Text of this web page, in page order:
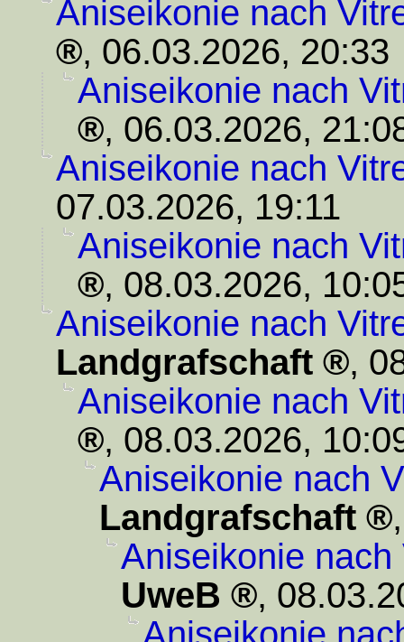
Aniseikonie nach
, 06.03.2026, 20:33
Aniseikonie nach
, 06.03.2026,
Aniseikonie nach
07.03.2026, 19:11
Aniseikonie nach
, 08.03.2026,
Aniseikonie nach
Landgrafschaft
,
Aniseikonie nach
, 08.03.2026,
Aniseikonie nach
Landgrafschaft
Aniseikonie
UweB
,
Aniseikonie